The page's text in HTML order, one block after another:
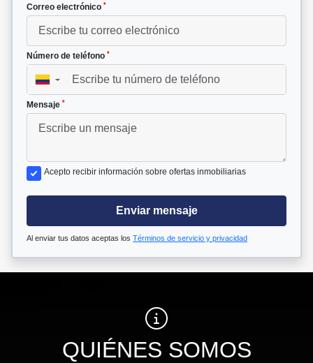
Correo electrónico *
Número de teléfono *
▼
Mensaje *
Acepto recibir información sobre ofertas inmobiliarias
Enviar mensaje
Al enviar tus datos aceptas los Términos de servicio y privacidad
QUIÉNES SOMOS